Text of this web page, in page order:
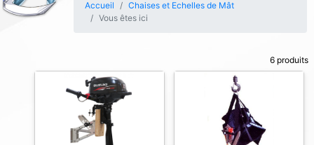
Accueil
Chaises et Echelles de Mât
Vous êtes ici
6 produits